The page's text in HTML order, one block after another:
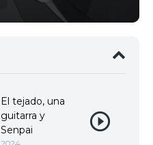
El tejado, una
guitarra y
Senpai